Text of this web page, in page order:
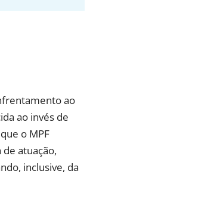
ao
ao invés de
o MPF
atuação,
inclusive, da